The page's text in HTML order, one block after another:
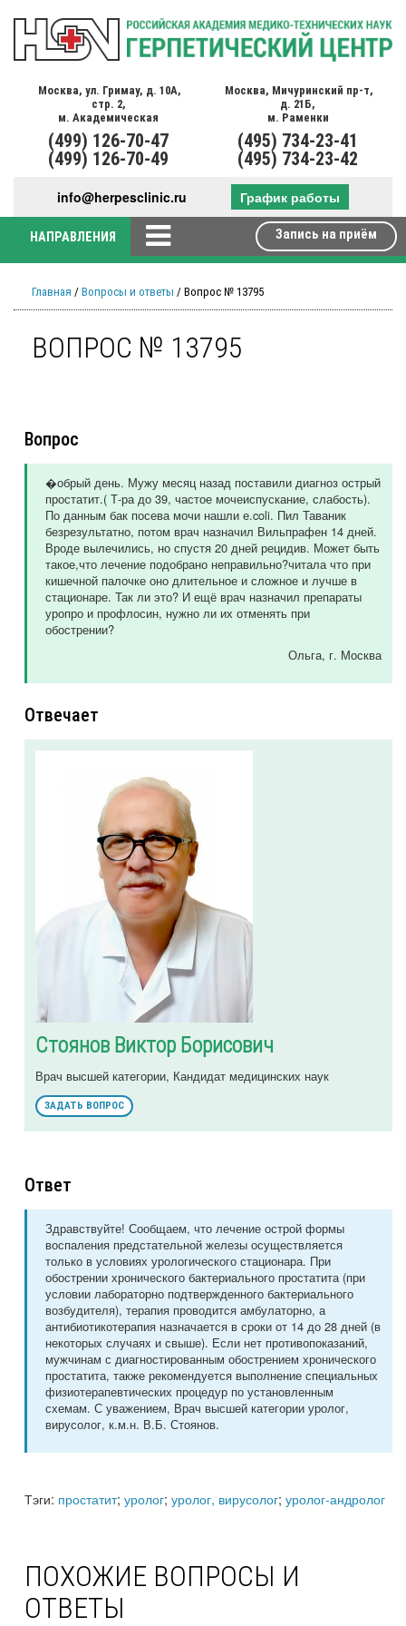
Москва, ул. Гримау, д. 10А,
стр. 2,
м. Академическая
(499) 126-70-47
(499) 126-70-49
Москва, Мичуринский пр-т,
д. 21Б,
м. Раменки
(495) 734-23-41
(495) 734-23-42
info@herpesclinic.ru График работы
НАПРАВЛЕНИЯ Запись на приём
Главная / Вопросы и ответы / Вопрос № 13795
ВОПРОС № 13795
Вопрос
�обрый день. Мужу месяц назад поставили диагноз острый
простатит.( Т-ра до 39, частое мочеиспускание, слабость).
По данным бак посева мочи нашли е.coli. Пил Таваник
безрезультатно, потом врач назначил Вильпрафен 14 дней.
Вроде вылечились, но спустя 20 дней рецидив. Может быть
такое,что лечение подобрано неправильно?читала что при
кишечной палочке оно длительное и сложное и лучше в
стационаре. Так ли это? И ещё врач назначил препараты
уропро и профлосин, нужно ли их отменять при
обострении?
Ольга, г. Москва
Отвечает
Стоянов Виктор Борисович
Врач высшей категории, Кандидат медицинских наук
ЗАДАТЬ ВОПРОС
Ответ
Здравствуйте! Сообщаем, что лечение острой формы
воспаления предстательной железы осуществляется
только в условиях урологического стационара. При
обострении хронического бактериального простатита (при
условии лабораторно подтвержденного бактериального
возбудителя), терапия проводится амбулаторно, а
антибиотикотерапия назначается в сроки от 14 до 28 дней (в
некоторых случаях и свыше). Если нет противопоказаний,
мужчинам с диагностированным обострением хронического
простатита, также рекомендуется выполнение специальных
физиотерапевтических процедур по установленным
схемам. С уважением, Врач высшей категории уролог,
вирусолог, к.м.н. В.Б. Стоянов.
Тэги: простатит; уролог; уролог, вирусолог; уролог-андролог
ПОХОЖИЕ ВОПРОСЫ И
ОТВЕТЫ